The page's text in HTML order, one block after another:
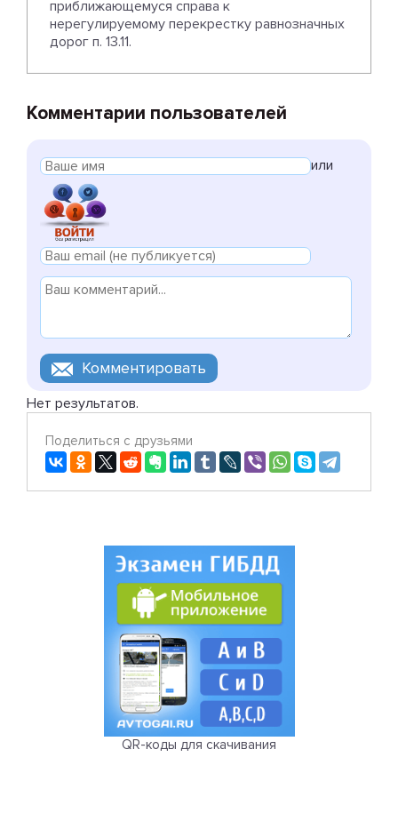
приближающемуся справа к
нерегулируемому перекрестку равнозначных
дорог п. 13.11.
Комментарии пользователей
или
Нет результатов.
Поделиться с друзьями
QR-коды для скачивания